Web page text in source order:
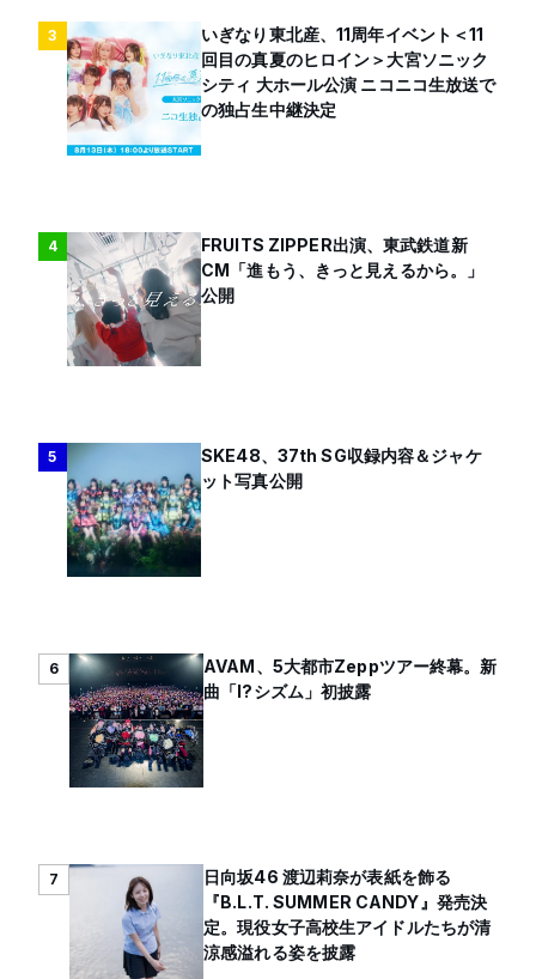
3
いぎなり東北産、11周年イベント＜11
回目の真夏のヒロイン＞大宮ソニック
シティ 大ホール公演 ニコニコ生放送で
の独占生中継決定
4
FRUITS ZIPPER出演、東武鉄道新
CM「進もう、きっと見えるから。」
公開
5
SKE48、37th SG収録内容＆ジャケ
ット写真公開
6
AVAM、5大都市Zeppツアー終幕。新
曲「I?シズム」初披露
7
日向坂46 渡辺莉奈が表紙を飾る
『B.L.T. SUMMER CANDY』発売決
定。現役女子高校生アイドルたちが清
涼感溢れる姿を披露